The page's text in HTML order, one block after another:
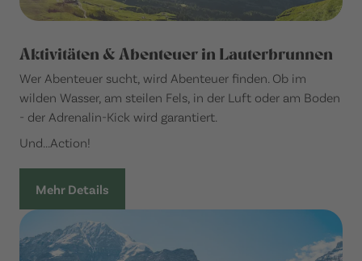
Aktivitäten & Abenteuer in Lauterbrunnen
Wer Abenteuer sucht, wird Abenteuer finden. Ob im
wilden Wasser, am steilen Fels, in der Luft oder am Boden
- der Adrenalin-Kick wird garantiert.
Und...Action!
Mehr Details